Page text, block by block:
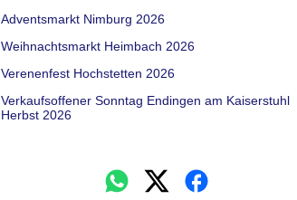
Adventsmarkt Nimburg 2026
Weihnachtsmarkt Heimbach 2026
Verenenfest Hochstetten 2026
Verkaufsoffener Sonntag Endingen am Kaiserstuhl
Herbst 2026